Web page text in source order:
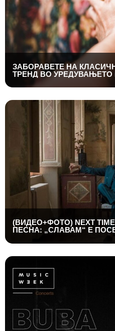
ЗАБОРАВЕТЕ НА
ТРЕНД ВО
(ВИДЕО+ФОТО) NEXT
ПЕСНА: „СЛАВАМ“ Е
ПРИЈАТЕЛСТВОТО,
ШТО ТРААТ ЗАСЕКОГАШ